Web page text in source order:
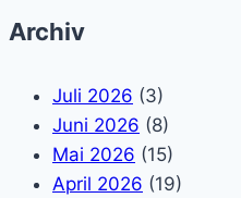
Archiv
Juli 2026 (3)
Juni 2026 (8)
Mai 2026 (15)
April 2026 (19)